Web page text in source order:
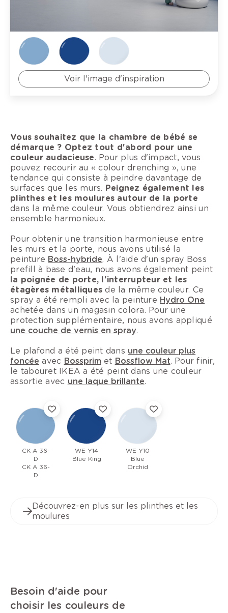
Voir l'image d'inspiration
Vous souhaitez que la chambre de bébé se
démarque ? Optez tout d'abord pour une
couleur audacieuse. Pour plus d'impact, vous
pouvez recourir au « colour drenching », une
tendance qui consiste à peindre davantage de
surfaces que les murs. Peignez également les
plinthes et les moulures autour de la porte
dans la même couleur. Vous obtiendrez ainsi un
ensemble harmonieux.
Pour obtenir une transition harmonieuse entre
les murs et la porte, nous avons utilisé la
peinture Boss-hybride. À l'aide d'un spray Boss
prefill à base d'eau, nous avons également peint
la poignée de porte, l'interrupteur et les
étagères métalliques de la même couleur. Ce
spray a été rempli avec la peinture Hydro One
achetée dans un magasin colora. Pour une
protection supplémentaire, nous avons appliqué
une couche de vernis en spray.
Le plafond a été peint dans une couleur plus
foncée avec Bossprim et Bossflow Mat. Pour finir,
le tabouret IKEA a été peint dans une couleur
assortie avec une laque brillante.
CK A 36-
D
CK A 36-
D
WE Y14
Blue King
WE Y10
Blue
Orchid
Découvrez-en plus sur les plinthes et les
moulures
Besoin d'aide pour
choisir les couleurs de